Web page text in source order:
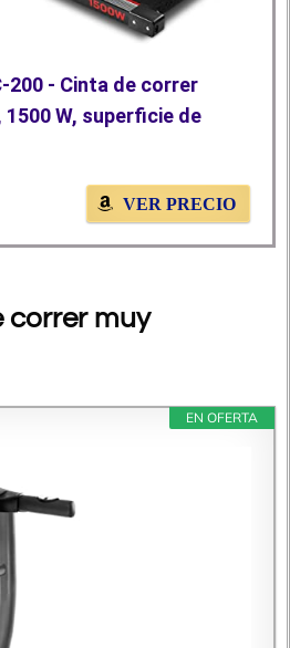
200 - Cinta de correr
W, superficie de
VER PRECIO
correr muy
EN OFERTA